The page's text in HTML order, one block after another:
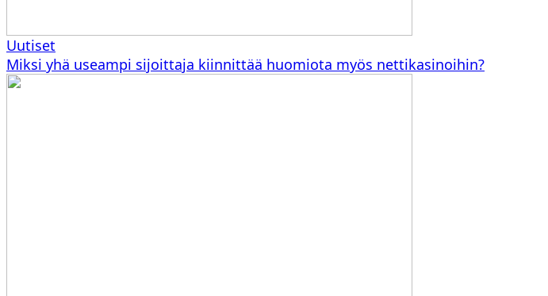
Uutiset
Miksi yhä useampi sijoittaja kiinnittää huomiota myös nettikasinoihin?